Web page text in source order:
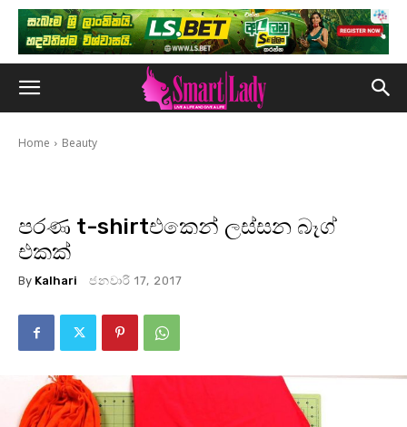
Home Beauty
පරණ t-shirtඑකෙන් ලස්සන බෑග්
එකක්
By Kalhari ජනවාරි 17, 2017